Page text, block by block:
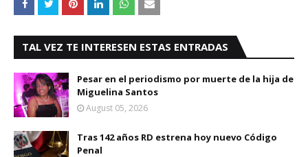
TAL VEZ TE INTERESEN ESTAS ENTRADAS
Pesar en el periodismo por muerte de la hija de
Miguelina Santos
August 05, 2026
Tras 142 años RD estrena hoy nuevo Código
Penal